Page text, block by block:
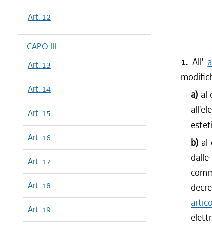
Art. 12
CAPO III
Art. 13
Art. 14
Art. 15
Art. 16
Art. 17
Art. 18
Art. 19
1. All'
a) al
b) al